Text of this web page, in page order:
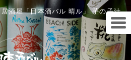
酒屋「日本酒バル 晴ル」 芋の子汁